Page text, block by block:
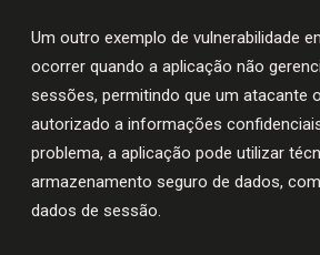
Um outro exemplo de vulnerabilidade
ocorrer quando a aplicação não
sessões, permitindo que um atacante
autorizado a informações
problema, a aplicação pode utilizar
armazenamento seguro de dados,
dados de sessão.